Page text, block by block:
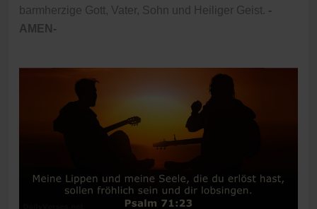
barmherzige Gott, Vater, Sohn und Heiliger Geist. -
AMEN-